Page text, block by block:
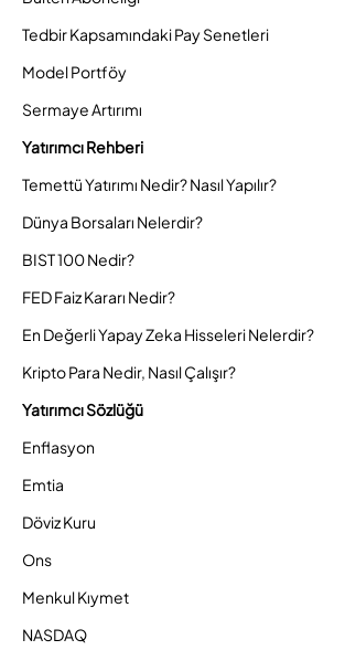
Tedbir Kapsamındaki Pay Senetleri
Model Portföy
Sermaye Artırımı
Yatırımcı Rehberi
Temettü Yatırımı Nedir? Nasıl Yapılır?
Dünya Borsaları Nelerdir?
BIST 100 Nedir?
FED Faiz Kararı Nedir?
En Değerli Yapay Zeka Hisseleri Nelerdir?
Kripto Para Nedir, Nasıl Çalışır?
Yatırımcı Sözlüğü
Enflasyon
Emtia
Döviz Kuru
Ons
Menkul Kıymet
NASDAQ